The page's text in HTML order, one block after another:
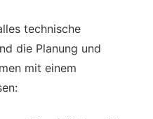
technische
die Planung und
mit einem